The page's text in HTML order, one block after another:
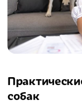
собак